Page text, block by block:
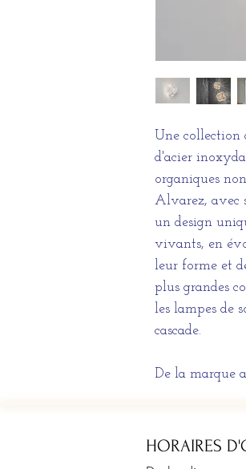
Une
d'acier
organiques
Alvarez, avec
un design
vivants, en
leur forme et
plus grandes
les lampes de
cascade.
De la marque
HORAIRES